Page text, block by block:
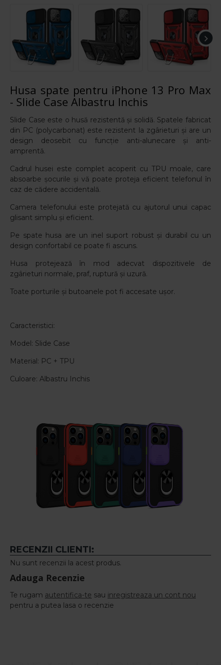
Husa spate pentru iPhone 13 Pro Max
- Slide Case Albastru Inchis
Slide Case este o husă rezistentă și solidă. Spatele fabricat
din PC (polycarbonat) este rezistent la zgârieturi și are un
design deosebit cu funcție anti-alunecare și anti-
amprentă.
Cadrul husei este complet acoperit cu TPU moale, care
absoarbe șocurile și vă poate proteja eficient telefonul în
caz de cădere accidentală.
Camera telefonului este protejată cu ajutorul unui capac
glisant simplu și eficient.
Pe spate husa are un inel suport robust și durabil cu un
design confortabil ce poate fi ascuns.
Husa protejează în mod adecvat dispozitivele de
zgârieturi normale, praf, ruptură și uzură.
Toate porturile și butoanele pot fi accesate ușor.
Caracteristici:
Model: Slide Case
Material: PC + TPU
Culoare: Albastru Inchis
RECENZII CLIENTI:
Nu sunt recenzii la acest produs.
Adauga Recenzie
Te rugam autentifica-te sau inregistreaza un cont nou
pentru a putea lasa o recenzie